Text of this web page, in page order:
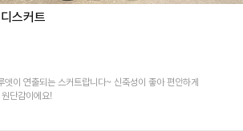
스커트
엣이 연출되는 스커트랍니다~ 신축성이 좋아 편안하게
단감이에요!